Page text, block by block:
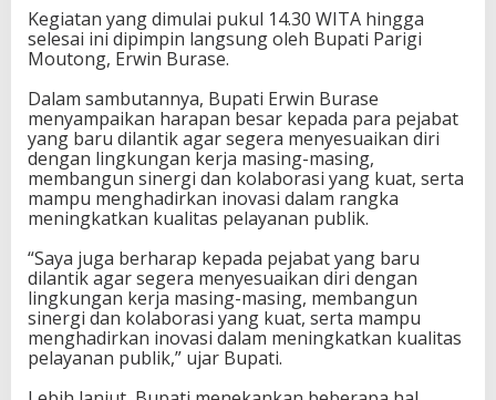
a
n
K
m
i
t
m
e
n
P
l
a
y
a
n
a
n
Kegiatan yang dimulai pukul 14.30 WITA hingga
selesai ini dipimpin langsung oleh Bupati Parigi
Moutong, Erwin Burase.
Dalam sambutannya, Bupati Erwin Burase
menyampaikan harapan besar kepada para pejabat
yang baru dilantik agar segera menyesuaikan diri
dengan lingkungan kerja masing-masing,
membangun sinergi dan kolaborasi yang kuat, serta
mampu menghadirkan inovasi dalam rangka
meningkatkan kualitas pelayanan publik.
“Saya juga berharap kepada pejabat yang baru
dilantik agar segera menyesuaikan diri dengan
lingkungan kerja masing-masing, membangun
sinergi dan kolaborasi yang kuat, serta mampu
menghadirkan inovasi dalam meningkatkan kualitas
pelayanan publik,” ujar Bupati.